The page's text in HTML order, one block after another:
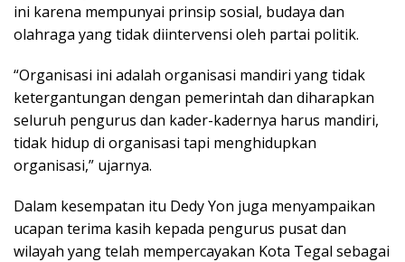
ini karena mempunyai prinsip sosial, budaya dan
olahraga yang tidak diintervensi oleh partai politik.
“Organisasi ini adalah organisasi mandiri yang tidak
ketergantungan dengan pemerintah dan diharapkan
seluruh pengurus dan kader-kadernya harus mandiri,
tidak hidup di organisasi tapi menghidupkan
organisasi,” ujarnya.
Dalam kesempatan itu Dedy Yon juga menyampaikan
ucapan terima kasih kepada pengurus pusat dan
wilayah yang telah mempercayakan Kota Tegal sebagai